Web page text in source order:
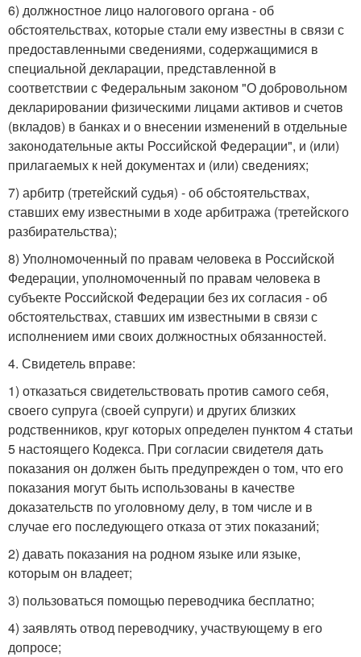
6) должностное лицо налогового органа - об
обстоятельствах, которые стали ему известны в связи с
предоставленными сведениями, содержащимися в
специальной декларации, представленной в
соответствии с Федеральным законом "О добровольном
декларировании физическими лицами активов и счетов
(вкладов) в банках и о внесении изменений в отдельные
законодательные акты Российской Федерации", и (или)
прилагаемых к ней документах и (или) сведениях;
7) арбитр (третейский судья) - об обстоятельствах,
ставших ему известными в ходе арбитража (третейского
разбирательства);
8) Уполномоченный по правам человека в Российской
Федерации, уполномоченный по правам человека в
субъекте Российской Федерации без их согласия - об
обстоятельствах, ставших им известными в связи с
исполнением ими своих должностных обязанностей.
4. Свидетель вправе:
1) отказаться свидетельствовать против самого себя,
своего супруга (своей супруги) и других близких
родственников, круг которых определен пунктом 4 статьи
5 настоящего Кодекса. При согласии свидетеля дать
показания он должен быть предупрежден о том, что его
показания могут быть использованы в качестве
доказательств по уголовному делу, в том числе и в
случае его последующего отказа от этих показаний;
2) давать показания на родном языке или языке,
которым он владеет;
3) пользоваться помощью переводчика бесплатно;
4) заявлять отвод переводчику, участвующему в его
допросе;